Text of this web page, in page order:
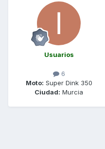
Usuarios
6
Moto: Super Dink 350
Ciudad: Murcia